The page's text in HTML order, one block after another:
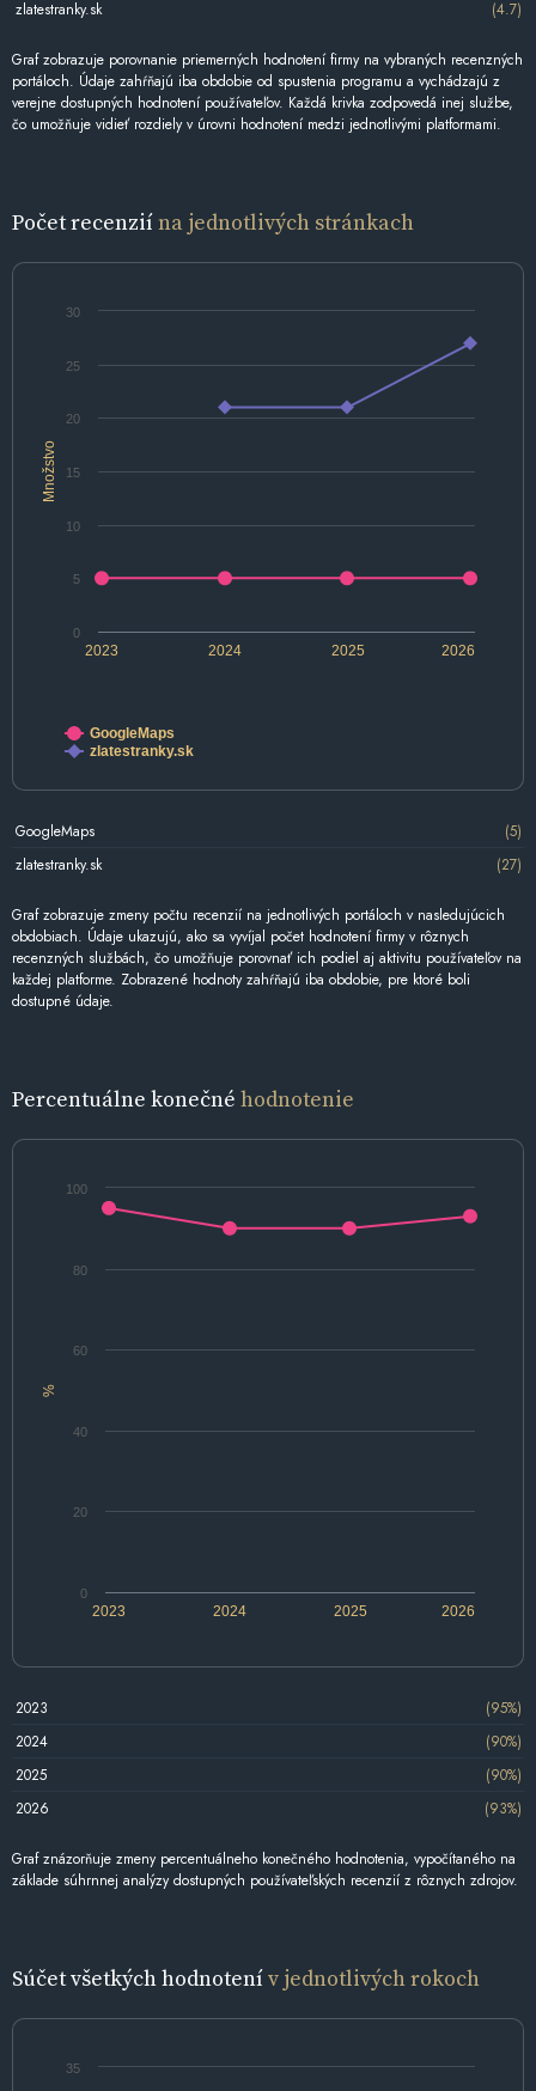
zlatestranky.sk (4.7)
Graf zobrazuje porovnanie priemerných hodnotení firmy na vybraných recenzných
portáloch. Údaje zahŕňajú iba obdobie od spustenia programu a vychádzajú z
verejne dostupných hodnotení používateľov. Každá krivka zodpovedá inej službe,
čo umožňuje vidieť rozdiely v úrovni hodnotení medzi jednotlivými platformami.
Počet recenziína jednotlivých stránkach
Množstvo
2024 2026
2023 2025
0
5
10
15
20
25
30
GoogleMaps
zlatestranky.sk
GoogleMaps
(5)
zlatestranky.sk
(27)
Graf zobrazuje zmeny počtu recenzií na jednotlivých portáloch v nasledujúcich
obdobiach. Údaje ukazujú, ako sa vyvíjal počet hodnotení firmy v rôznych
recenzných službách, čo umožňuje porovnať ich podiel aj aktivitu používateľov na
každej platforme. Zobrazené hodnoty zahŕňajú iba obdobie, pre ktoré boli
dostupné údaje.
Percentuálne konečné hodnotenie
%
2024 2026
2023 2025
0
20
40
60
80
100
2023
(95%)
2024
(90%)
2025
(90%)
2026
(93%)
Graf znázorňuje zmeny percentuálneho konečného hodnotenia, vypočítaného na
základe súhrnnej analýzy dostupných používateľských recenzií z rôznych zdrojov.
Súčet všetkých hodnotenív jednotlivých rokoch
35